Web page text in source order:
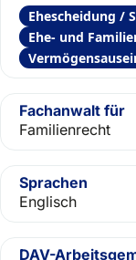
Ehescheidung /
Ehe- und
Fachanwalt für
Familienrecht
Sprachen
Englisch
DAV-